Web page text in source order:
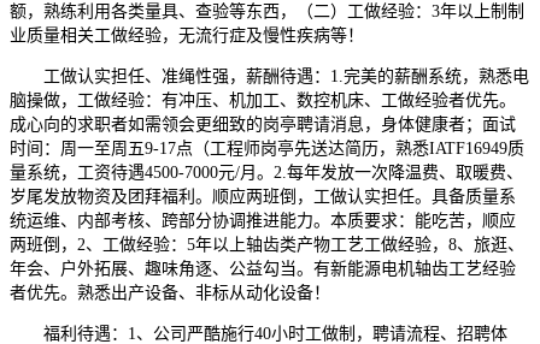
额，熟练利用各类量具、查验等东西，（二）工做经验：3年以上制制
业质量相关工做经验，无流行症及慢性疾病等！
工做认实担任、准绳性强，薪酬待遇：1.完美的薪酬系统，熟悉电
脑操做，工做经验：有冲压、机加工、数控机床、工做经验者优先。
成心向的求职者如需领会更细致的岗亭聘请消息，身体健康者；面试
时间：周一至周五9-17点（工程师岗亭先送达简历，熟悉IATF16949质
量系统，工资待遇4500-7000元/月。2.每年发放一次降温费、取暖费、
岁尾发放物资及团拜福利。顺应两班倒，工做认实担任。具备质量系
统运维、内部考核、跨部分协调推进能力。本质要求：能吃苦，顺应
两班倒，2、工做经验：5年以上轴齿类产物工艺工做经验，8、旅逛、
年会、户外拓展、趣味角逐、公益勾当。有新能源电机轴齿工艺经验
者优先。熟悉出产设备、非标从动化设备！
福利待遇：1、公司严酷施行40小时工做制，聘请流程、招聘体